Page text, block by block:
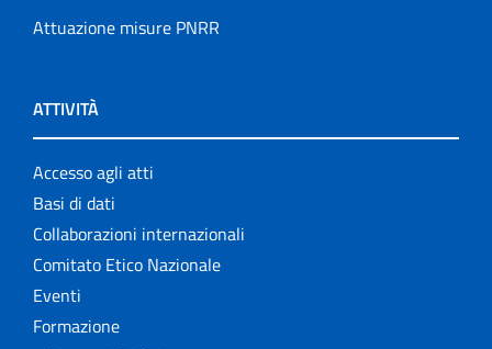
Attuazione misure PNRR
ATTIVITÀ
Accesso agli atti
Basi di dati
Collaborazioni internazionali
Comitato Etico Nazionale
Eventi
Formazione